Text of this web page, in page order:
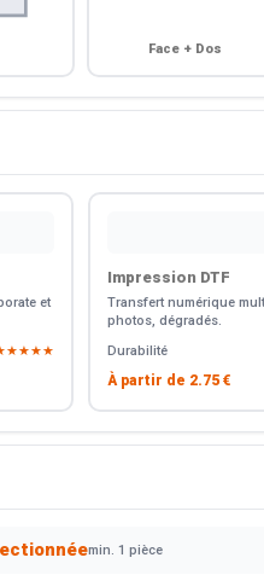
Face + Dos
et
Impression DTF
Transfert numérique
photos, dégradés.
Durabilité
À partir de 2.75 €
min. 1 pièce